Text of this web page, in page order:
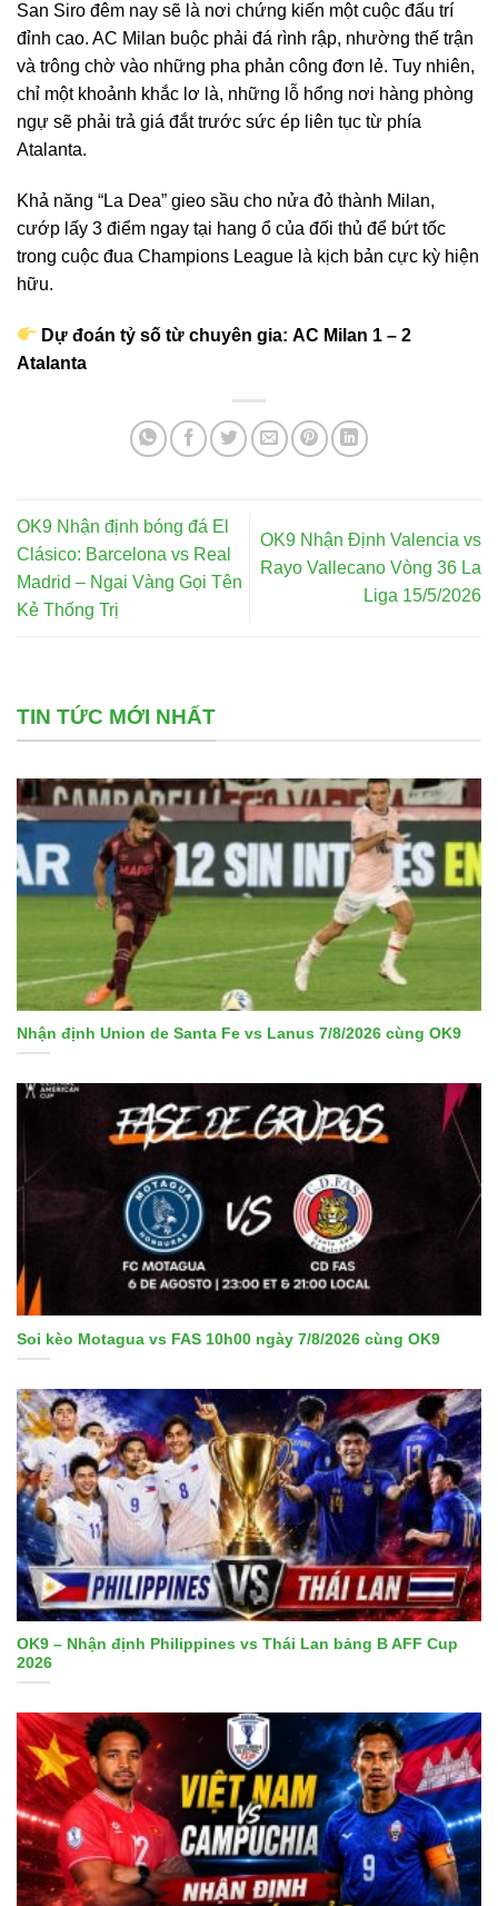
San Siro đêm nay sẽ là nơi chứng kiến một cuộc đấu trí
đỉnh cao. AC Milan buộc phải đá rình rập, nhường thế trận
và trông chờ vào những pha phản công đơn lẻ. Tuy nhiên,
chỉ một khoảnh khắc lơ là, những lỗ hổng nơi hàng phòng
ngự sẽ phải trả giá đắt trước sức ép liên tục từ phía
Atalanta.
Khả năng “La Dea” gieo sầu cho nửa đỏ thành Milan,
cướp lấy 3 điểm ngay tại hang ổ của đối thủ để bứt tốc
trong cuộc đua Champions League là kịch bản cực kỳ hiện
hữu.
Dự đoán tỷ số từ chuyên gia: AC Milan 1 – 2
Atalanta
OK9 Nhận định bóng đá El
Clásico: Barcelona vs Real
Madrid – Ngai Vàng Gọi Tên
Kẻ Thống Trị
OK9 Nhận Định Valencia vs
Rayo Vallecano Vòng 36 La
Liga 15/5/2026
TIN TỨC MỚI NHẤT
Nhận định Union de Santa Fe vs Lanus 7/8/2026 cùng OK9
Soi kèo Motagua vs FAS 10h00 ngày 7/8/2026 cùng OK9
OK9 – Nhận định Philippines vs Thái Lan bảng B AFF Cup
2026